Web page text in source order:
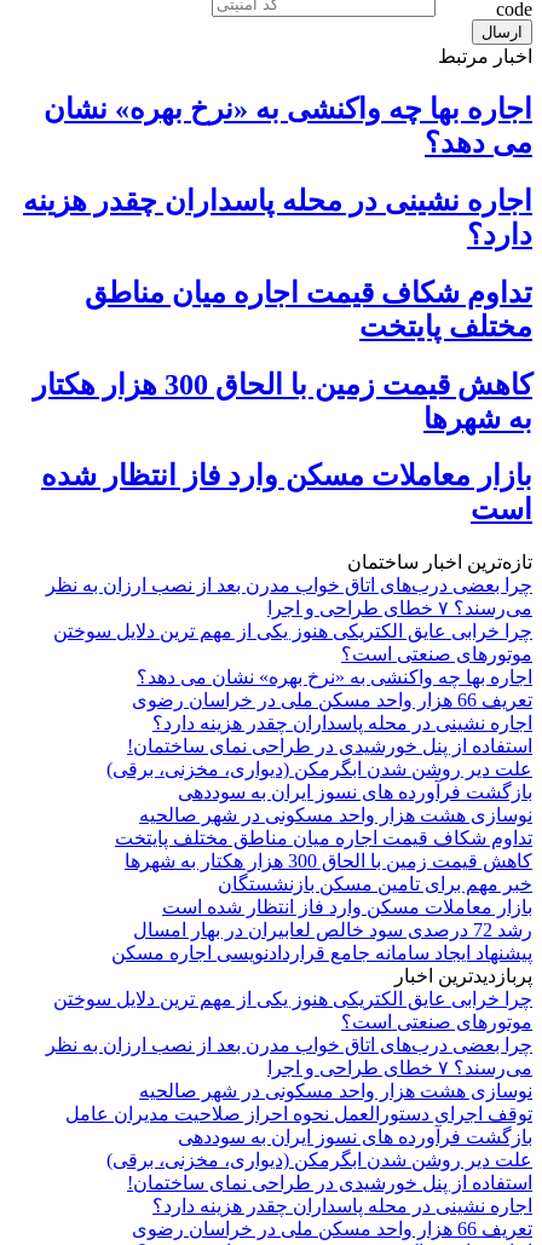
اخبار مرتبط
اجاره بها چه واکنشی به «نرخ بهره» نشان
می دهد؟
اجاره نشینی در محله پاسداران چقدر هزینه
دارد؟
تداوم شکاف قیمت اجاره میان مناطق
مختلف پایتخت
کاهش قیمت زمین با الحاق 300 هزار هکتار
به شهرها
بازار معاملات مسکن وارد فاز انتظار شده
است
تازه‌ترین اخبار ساختمان
چرا بعضی درب‌های اتاق خواب مدرن بعد از نصب ارزان به نظر
می‌رسند؟ ۷ خطای طراحی و اجرا
چرا خرابی عایق الکتریکی هنوز یکی از مهم‌ ترین دلایل سوختن
موتورهای صنعتی است؟
اجاره بها چه واکنشی به «نرخ بهره» نشان می دهد؟
تعریف 66 هزار واحد مسکن ملی در خراسان رضوی
اجاره نشینی در محله پاسداران چقدر هزینه دارد؟
استفاده از پنل خورشیدی در طراحی نمای ساختمان!
علت دیر روشن شدن ابگرمکن (دیواری، مخزنی، برقی)
بازگشت فرآورده های نسوز ایران به سوددهی
نوسازی هشت هزار واحد مسکونی در شهر صالحیه
تداوم شکاف قیمت اجاره میان مناطق مختلف پایتخت
کاهش قیمت زمین با الحاق 300 هزار هکتار به شهرها
خبر مهم برای تامین مسکن بازنشستگان
بازار معاملات مسکن وارد فاز انتظار شده است
رشد 72 درصدی سود خالص لعابیران در بهار امسال
پیشنهاد ایجاد سامانه جامع قراردادنویسی اجاره مسکن
پربازدیدترین اخبار
چرا خرابی عایق الکتریکی هنوز یکی از مهم‌ ترین دلایل سوختن
موتورهای صنعتی است؟
چرا بعضی درب‌های اتاق خواب مدرن بعد از نصب ارزان به نظر
می‌رسند؟ ۷ خطای طراحی و اجرا
نوسازی هشت هزار واحد مسکونی در شهر صالحیه
توقف اجرای دستورالعمل نحوه احراز صلاحیت مدیران عامل
بازگشت فرآورده های نسوز ایران به سوددهی
علت دیر روشن شدن ابگرمکن (دیواری، مخزنی، برقی)
استفاده از پنل خورشیدی در طراحی نمای ساختمان!
اجاره نشینی در محله پاسداران چقدر هزینه دارد؟
تعریف 66 هزار واحد مسکن ملی در خراسان رضوی